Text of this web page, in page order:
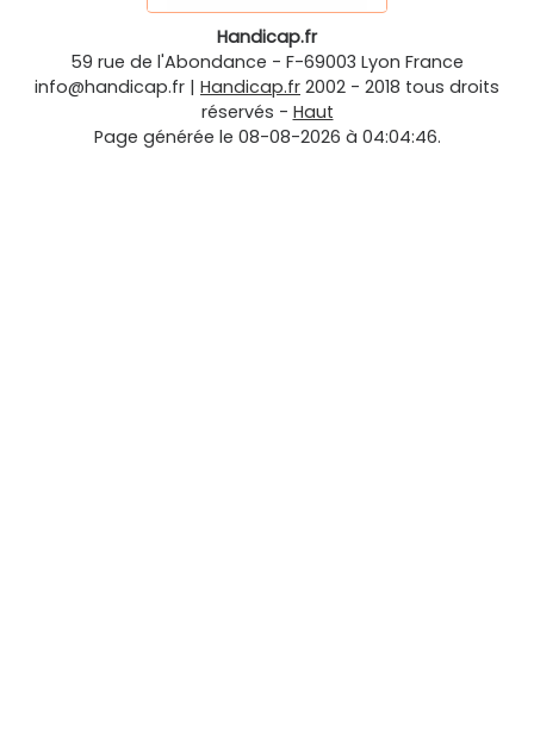
Handicap.fr
59 rue de l'Abondance - F-69003 Lyon France
info@handicap.fr | Handicap.fr 2002 - 2018 tous droits
réservés - Haut
Page générée le 08-08-2026 à 04:04:46.